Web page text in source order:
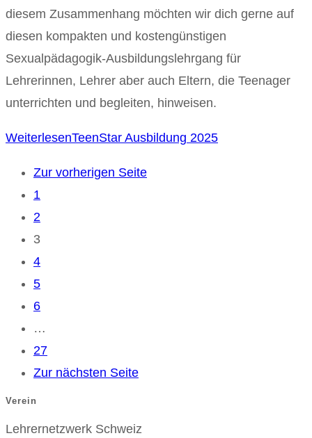
diesem Zusammenhang möchten wir dich gerne auf
diesen kompakten und kostengünstigen
Sexualpädagogik-Ausbildungslehrgang für
Lehrerinnen, Lehrer aber auch Eltern, die Teenager
unterrichten und begleiten, hinweisen.
WeiterlesenTeenStar Ausbildung 2025
Zur vorherigen Seite
1
2
3
4
5
6
…
27
Zur nächsten Seite
Verein
Lehrernetzwerk Schweiz